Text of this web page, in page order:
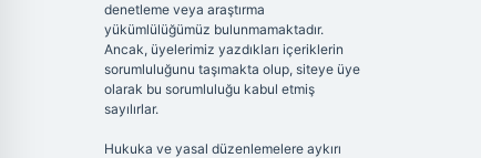
denetleme veya araştırma
yükümlülüğümüz bulunmamaktadır.
Ancak, üyelerimiz yazdıkları içeriklerin
sorumluluğunu taşımakta olup, siteye üye
olarak bu sorumluluğu kabul etmiş
sayılırlar.
Hukuka ve yasal düzenlemelere aykırı